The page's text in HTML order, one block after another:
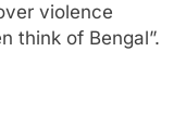
violence
think of Bengal”.